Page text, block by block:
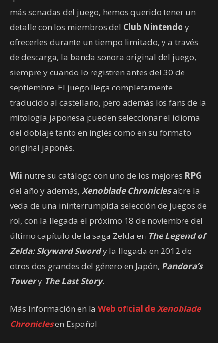
más sonadas del juego, hemos querido tener un
detalle con los miembros del Club Nintendo y
ofrecerles durante un tiempo limitado, y a través
de descarga, la banda sonora original del juego,
siempre y cuando lo registren antes del 30 de
septiembre. El juego llega completamente
traducido al castellano, pero además los fans de la
mitología japonesa pueden seleccionar el idioma
del doblaje tanto en inglés como en su formato
original japonés.
Wii nutre su catálogo con uno de los mejores RPG
del año y además, Xenoblade Chroniclesabre la
veda de una ininterrumpida selección de juegos de
rol, con la llegada el próximo 18 de noviembre del
último capítulo de la saga Zelda en The Legend of
Zelda: Skyward Swordy la llegada en 2012 de
otros dos grandes del género en Japón, Pandora’s
Towery The Last Story.
Más información en la Web oficial deXenoblade
Chroniclesen Español